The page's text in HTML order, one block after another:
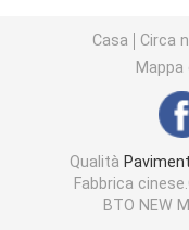
Casa Circa
Qualità
Fabbrica
BTO NEW